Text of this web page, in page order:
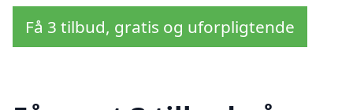
Få 3 tilbud, gratis og uforpligtende